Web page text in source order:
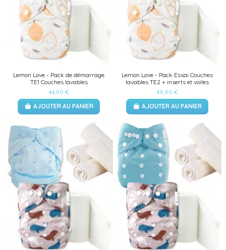
Lemon Love - Pack de démarrage
TE1 Couches lavables
44,90 €
AJOUTER AU PANIER
Lemon Love - Pack Essai Couches
lavables TE2 + inserts et voiles
49,90 €
AJOUTER AU PANIER